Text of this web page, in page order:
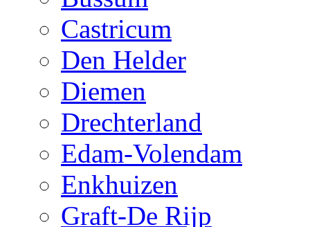
Castricum
Den Helder
Diemen
Drechterland
Edam-Volendam
Enkhuizen
Graft-De Rijp